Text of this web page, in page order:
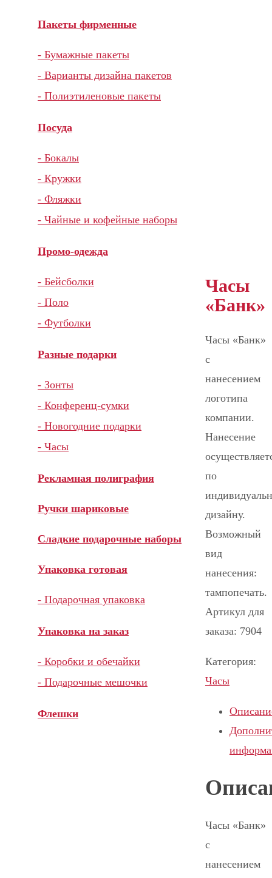
Часы
«Банк»
Часы «Банк»
с
нанесением
логотипа
компании.
Нанесение
по
дизайну.
Возможный
вид
нанесения:
тампопечать.
Артикул для
заказа: 7904
Категория:
Часы
Часы «Банк»
с
нанесением
Пакеты фирменные
- Бумажные пакеты
- Варианты дизайна пакетов
- Полиэтиленовые пакеты
Посуда
- Бокалы
- Кружки
- Фляжки
- Чайные и кофейные наборы
Промо-одежда
- Бейсболки
- Поло
- Футболки
Разные подарки
- Зонты
- Конференц-сумки
- Новогодние подарки
- Часы
Рекламная полиграфия
Ручки шариковые
Сладкие подарочные наборы
Упаковка готовая
- Подарочная упаковка
Упаковка на заказ
- Коробки и обечайки
- Подарочные мешочки
Флешки